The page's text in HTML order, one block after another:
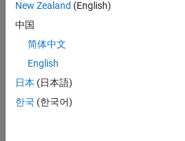
Interpret Machine Learning Models
New Zealand (English)
中国
简体中文
English
日本 (日本語)
한국 (한국어)